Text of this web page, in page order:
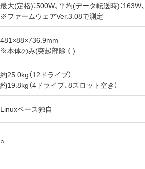
最大(定格)：500W、平均(データ転送時)：163W
※ファームウェアVer.3.08で測定
481×88×736.9mm
※本体のみ(突起部除く)
約25.0kg（12ドライブ）
約19.8kg（4ドライブ、8スロット空き）
Linuxベース独自
○